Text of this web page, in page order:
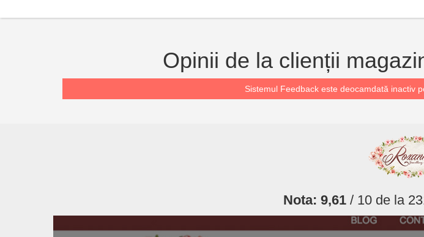
Opinii de la clienții
Sistemul Feedback este deocamdată inactiv
Nota: 9,61 / 10 de la